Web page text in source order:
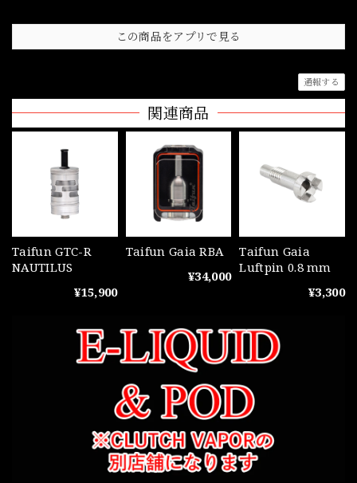
この商品をアプリで見る
通報する
関連商品
Taifun GTC-R
NAUTILUS
¥15,900
Taifun Gaia RBA
¥34,000
Taifun Gaia
Luftpin 0.8 mm
¥3,300